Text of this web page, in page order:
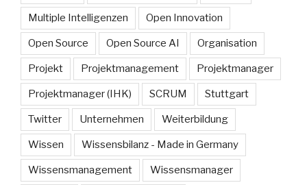
Multiple Intelligenzen Open Innovation
Open Source Open Source AI Organisation
Projekt Projektmanagement Projektmanager
Projektmanager (IHK) SCRUM Stuttgart
Twitter Unternehmen Weiterbildung
Wissen Wissensbilanz - Made in Germany
Wissensmanagement Wissensmanager